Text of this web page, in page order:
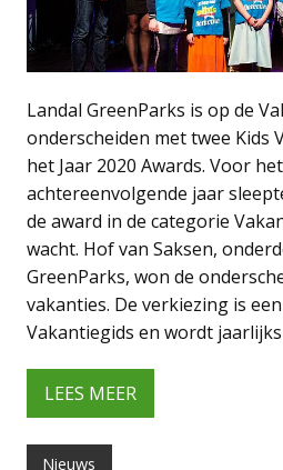
Landal GreenParks is op de
onderscheiden met twee Kids
het Jaar 2020 Awards. Voor
achtereenvolgende jaar
de award in de categorie
wacht. Hof van Saksen,
GreenParks, won de
vakanties. De verkiezing is
Vakantiegids en wordt
LEES MEER
Nieuws